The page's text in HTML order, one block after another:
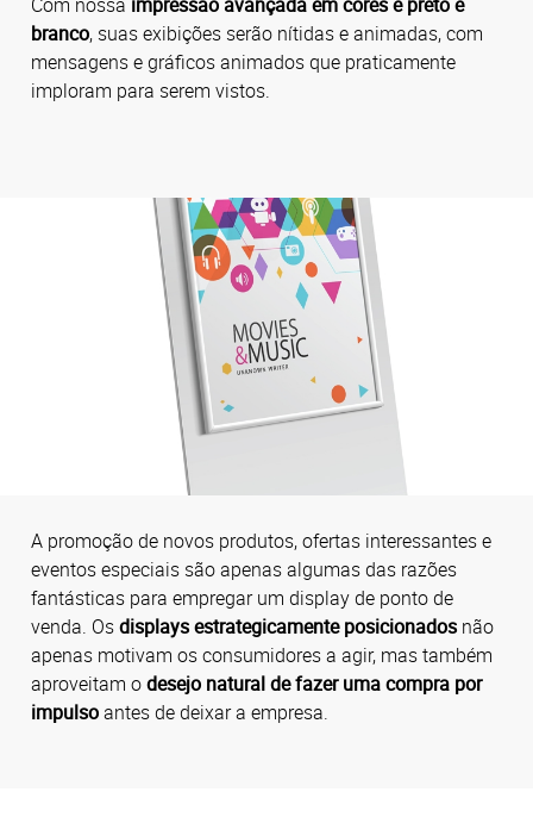
branco, suas exibições serão nítidas e animadas, com
mensagens e gráficos animados que praticamente
imploram para serem vistos.
A promoção de novos produtos, ofertas interessantes e
eventos especiais são apenas algumas das razões
fantásticas para empregar um display de ponto de
venda. Osdisplays estrategicamente posicionados não
apenas motivam os consumidores a agir, mas também
aproveitam odesejo natural de fazer uma compra por
impulsoantes de deixar a empresa.